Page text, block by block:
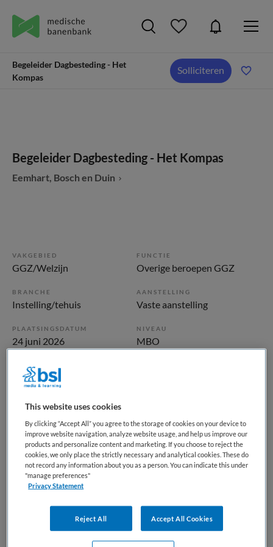
Begeleider Dagbesteding - Het
Kompas
Solliciteren
Begeleider Dagbesteding - Het Kompas
Eemhart, Bosch en Duin
VAKGEBIED
GGZ/Welzijn
FUNCTIE
Overige beroepen GGZ
BRANCHE
Instelling/tehuis
AANSTELLING
Vaste aanstelling
PLAATSINGSDATUM
24 juni 2026
NIVEAU
MBO
ERVARING
Starter
Vacature niet beschikbaar
Deze vacature Begeleider Dagbesteding - Het Kompas bij
Eemhart is niet meer actueel. Hieronder staan enkele
vergelijkbare vacatures die voor u wellicht interessant zijn.
This website uses cookies
By clicking “Accept All” you agree to the storage of cookies on your device to
improve website navigation, analyze website usage, and help us improve our
products and personalize content and marketing. If you choose to reject the
cookies, we only place the strictly necessary and analytical cookies. These do
not record any information about you as a person. You can indicate this under
"manage preferences"
Privacy Statement
Reject All Accept All Cookies